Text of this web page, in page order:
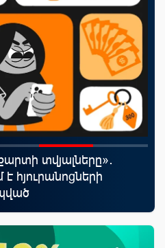
տվյալները»․
է հյուրանոցների
մասին